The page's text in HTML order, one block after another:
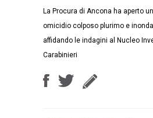
La Procura di Ancona ha aperto
omicidio colposo plurimo e
affidando le indagini al Nucleo
Carabinieri